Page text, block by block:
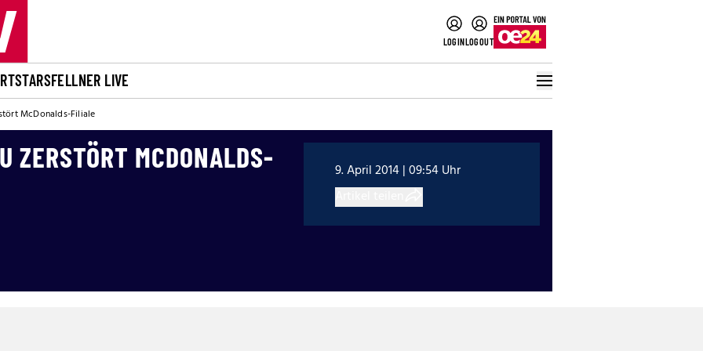
LOGINLOGOUT
STARSFELLNER LIVE
McDonalds-Filiale
ZERSTÖRT MCDONALDS-
9. April 2014 | 09:54 Uhr